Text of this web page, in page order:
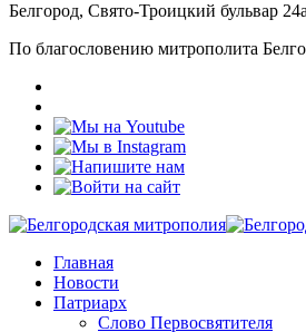
Белгород, Свято-Троицкий бульвар 24а
По благословению митрополита
Главная
Новости
Патриарх
Слово Первосвятителя